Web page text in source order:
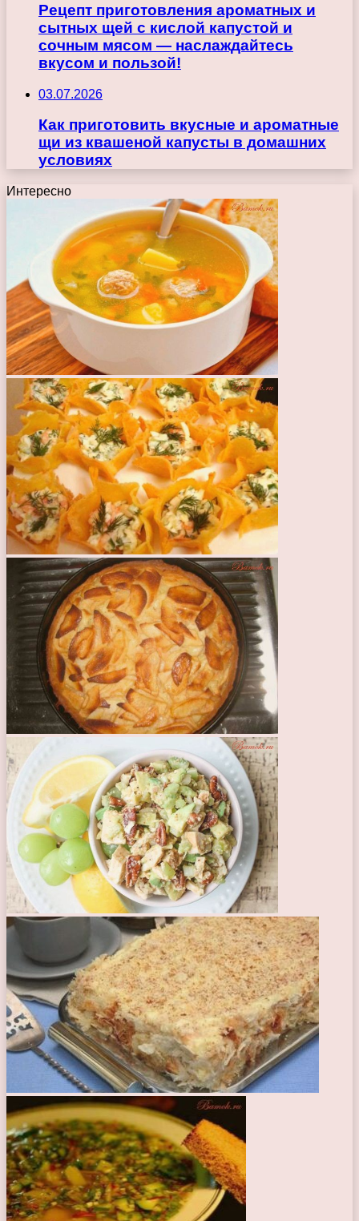
Рецепт приготовления ароматных и
сытных щей с кислой капустой и
сочным мясом — наслаждайтесь
вкусом и пользой!
03.07.2026
Как приготовить вкусные и ароматные
щи из квашеной капусты в домашних
условиях
Интересно